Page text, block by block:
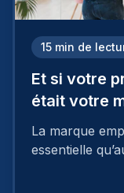
15 min de
Et si votre
était votre
La marque
essentielle